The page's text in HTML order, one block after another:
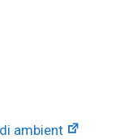
ambient